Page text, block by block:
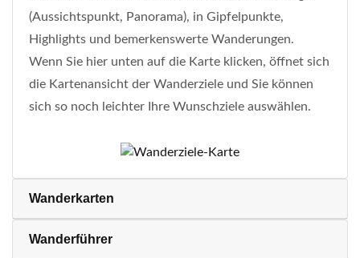
(Aussichtspunkt, Panorama), in Gipfelpunkte,
Highlights und bemerkenswerte Wanderungen.
Wenn Sie hier unten auf die Karte klicken, öffnet sich
die Kartenansicht der Wanderziele und Sie können
sich so noch leichter Ihre Wunschziele auswählen.
Wanderkarten
Wanderführer